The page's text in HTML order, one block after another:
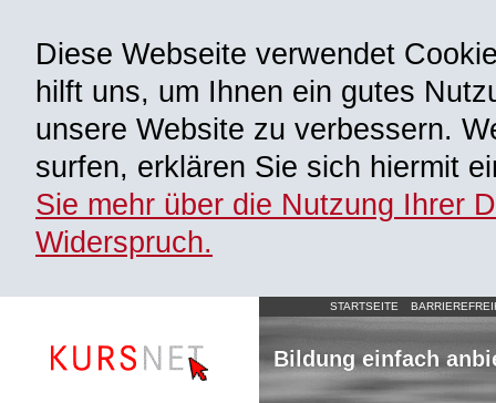
Diese Webseite verwendet
hilft uns, um Ihnen ein gutes
unsere Website zu verbessern.
surfen, erklären Sie sich hiermit
Sie mehr über die Nutzung Ihrer
Widerspruch.
STARTSEITE
Bildung einfach